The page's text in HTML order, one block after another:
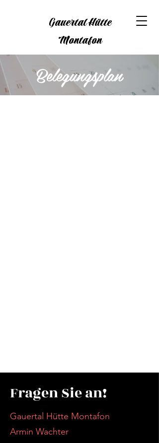
Gauertal Hütte
Montafon
Belegungsplan
Fragen Sie an!
Gauertal Hütte Montafon
Armin Wachter